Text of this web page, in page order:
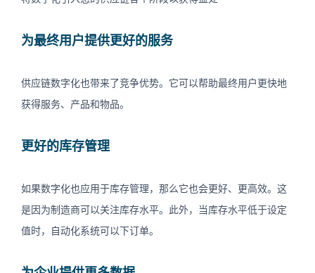
为最终用户提供更好的服务
供应链数字化也带来了竞争优势。它可以帮助最终用户更快地
获得服务、产品和物品。
更好的库存管理
如果数字化也应用于库存管理，那么它也会更好、更高效。这
是因为制造商可以关注库存水平。此外，当库存水平低于设定
值时，自动化系统可以下订单。